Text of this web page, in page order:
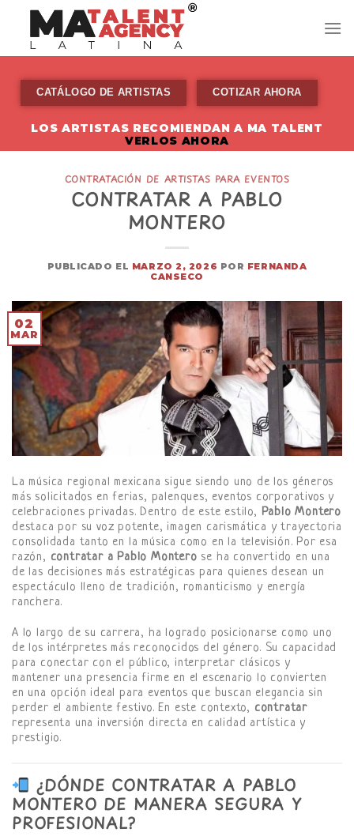
content
CATÁLOGO DE ARTISTAS COTIZAR AHORA
LOS ARTISTAS RECOMIENDAN A MA TALENT
VERLOS AHORA
CONTRATACIÓN DE ARTISTAS PARA EVENTOS
CONTRATAR A PABLO
MONTERO
PUBLICADO EL MARZO 2, 2026 POR FERNANDA
CANSECO
02
MAR
La música regional mexicana sigue siendo uno de los géneros
más solicitados en ferias, palenques, eventos corporativos y
celebraciones privadas. Dentro de este estilo, Pablo Montero
destaca por su voz potente, imagen carismática y trayectoria
consolidada tanto en la música como en la televisión. Por esa
razón, contratar a Pablo Montero se ha convertido en una
de las decisiones más estratégicas para quienes desean un
espectáculo lleno de tradición, romanticismo y energía
ranchera.
A lo largo de su carrera, ha logrado posicionarse como uno
de los intérpretes más reconocidos del género. Su capacidad
para conectar con el público, interpretar clásicos y
mantener una presencia firme en el escenario lo convierten
en una opción ideal para eventos que buscan elegancia sin
perder el ambiente festivo. En este contexto, contratar
representa una inversión directa en calidad artística y
prestigio.
¿DÓNDE CONTRATAR A PABLO
MONTERO DE MANERA SEGURA Y
PROFESIONAL?